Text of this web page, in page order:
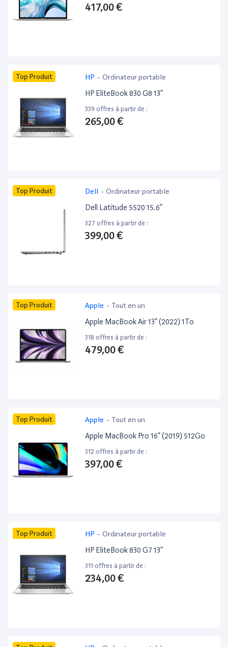
417,00 €
Top Produit HP - Ordinateur portable
HP EliteBook 830 G8 13”
339 offres à partir de :
265,00 €
Top Produit Dell - Ordinateur portable
Dell Latitude 5520 15.6”
327 offres à partir de :
399,00 €
Top Produit Apple - Tout en un
Apple MacBook Air 13” (2022) 1To
318 offres à partir de :
479,00 €
Top Produit Apple - Tout en un
Apple MacBook Pro 16” (2019) 512Go
312 offres à partir de :
397,00 €
Top Produit HP - Ordinateur portable
HP EliteBook 830 G7 13”
311 offres à partir de :
234,00 €